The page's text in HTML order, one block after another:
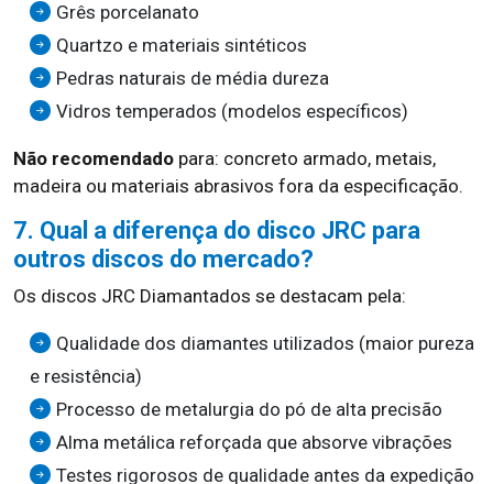
Grês porcelanato
Quartzo e materiais sintéticos
Pedras naturais de média dureza
Vidros temperados (modelos específicos)
Não recomendado para: concreto armado, metais,
madeira ou materiais abrasivos fora da especificação.
7. Qual a diferença do disco JRC para
outros discos do mercado?
Os discos JRC Diamantados se destacam pela:
Qualidade dos diamantes utilizados (maior pureza
e resistência)
Processo de metalurgia do pó de alta precisão
Alma metálica reforçada que absorve vibrações
Testes rigorosos de qualidade antes da expedição